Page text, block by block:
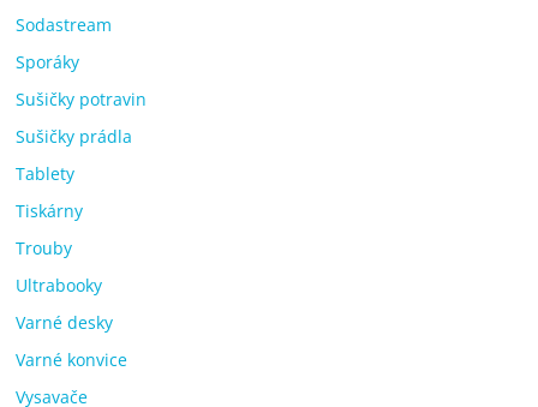
Sodastream
Sporáky
Sušičky potravin
Sušičky prádla
Tablety
Tiskárny
Trouby
Ultrabooky
Varné desky
Varné konvice
Vysavače